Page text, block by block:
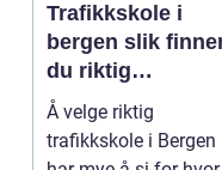
Trafikkskole i
bergen slik finner
du riktig
opplæring til
førerkortet
Å velge riktig
trafikkskole i Bergen